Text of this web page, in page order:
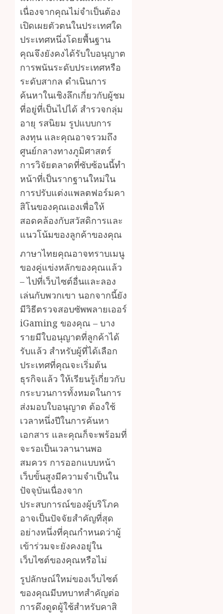
เนื่องจากคุณไม่จำเป็นต้อง
เปิดเผยตัวตนในประเทศใด
ประเทศหนึ่งโดยพื้นฐาน
คุณจึงยังคงได้รับใบอนุญาต
การพนันระดับประเทศหรือ
ระดับสากล ดำเนินการ
ค้นหาในเชิงลึกเกี่ยวกับผู้ชม
ที่อยู่ที่เป็นไปได้ สำรวจกลุ่ม
อายุ รสนิยม รูปแบบการ
ลงทุน และคุณอาจรวมถึง
ศูนย์กลางทางภูมิศาสตร์
การวิจัยตลาดที่ซับซ้อนนี้ทำ
หน้าที่เป็นรากฐานใหม่ใน
การปรับแต่งแพลตฟอร์มคา
สิโนของคุณเองเพื่อให้
สอดคล้องกับสวัสดิการและ
แนวโน้มของลูกค้าของคุณ
ภาษาไทยคุณอาจทราบเมนู
ของคู่แข่งหลักของคุณแล้ว
– ไปที่เว็บไซต์อื่นและลอง
เล่นกับพวกเขา นอกจากนี้ยัง
มีวิธีตรวจสอบซัพพลายเออร์
iGaming ของคุณ – บาง
รายมีใบอนุญาตที่ลูกค้าได้
รับแล้ว สำหรับผู้ที่ได้เลือก
ประเทศที่คุณจะเริ่มต้น
ธุรกิจแล้ว ให้เรียนรู้เกี่ยวกับ
กระบวนการทั้งหมดในการ
ส่งมอบใบอนุญาต ต้องใช้
เวลาหนึ่งปีในการค้นหา
เอกสาร และคุณก็จะพร้อมที่
จะรอเป็นเวลานานพอ
สมควร การออกแบบหน้า
เว็บขั้นสูงมีความจำเป็นใน
ปัจจุบันเนื่องจาก
ประสบการณ์ของผู้บริโภค
อาจเป็นปัจจัยสำคัญที่สุด
อย่างหนึ่งที่คุณกำหนดว่าผู้
เข้าร่วมจะยังคงอยู่ใน
เว็บไซต์ของคุณหรือไม่
รูปลักษณ์ใหม่ของเว็บไซต์
ของคุณมีบทบาทสำคัญต่อ
การดึงดูดผู้ใช้สำหรับคาสิ